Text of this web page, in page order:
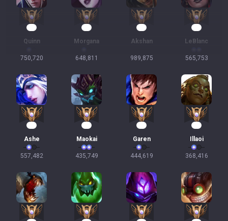
Quinn
750,720
Morgana
648,811
Akshan
989,875
LeBlanc
565,753
Ashe
557,482
Maokai
435,749
Garen
444,619
Illaoi
368,416